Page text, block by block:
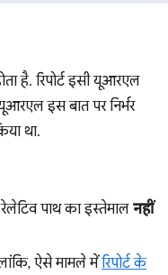
है. रिपोर्ट इसी यूआरएल
इस बात पर निर्भर
था.
पाथ का इस्तेमाल नहीं
ऐसे मामले मेंरिपोर्ट के